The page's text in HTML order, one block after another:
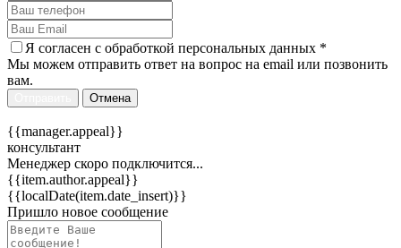
Я согласен c обработкой персональных данных *
Мы можем отправить ответ на вопрос на email или позвонить
вам.
Отмена
{{manager.appeal}}
консультант
Менеджер скоро подключится...
{{item.author.appeal}}
{{localDate(item.date_insert)}}
Пришло новое сообщение